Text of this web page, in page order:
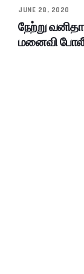
JUNE 28, 2020
நேற்று
மனைவி